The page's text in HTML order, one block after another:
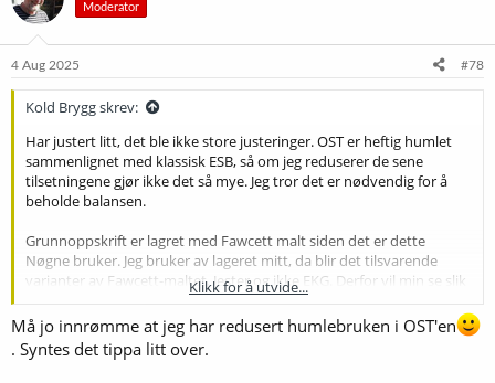
j
o
e
Moderator
4 Aug 2025 #78
Kold Brygg skrev:
Har justert litt, det ble ikke store justeringer. OST er heftig humlet
sammenlignet med klassisk ESB, så om jeg reduserer de sene
tilsetningene gjør ikke det så mye. Jeg tror det er nødvendig for å
beholde balansen.
Grunnoppskrift er lagret med Fawcett malt siden det er dette
Nøgne bruker. Jeg bruker av lageret mitt, da blir det tilsvarende
varianter av Fawcett-maltet, Jester og ikke EKG. Derfor vil min se slik
Håper det kan bli en grei nedskalert OST.
Klikk for å utvide...
Må jo innrømme at jeg har redusert humlebruken i OST'en
. Syntes det tippa litt over.